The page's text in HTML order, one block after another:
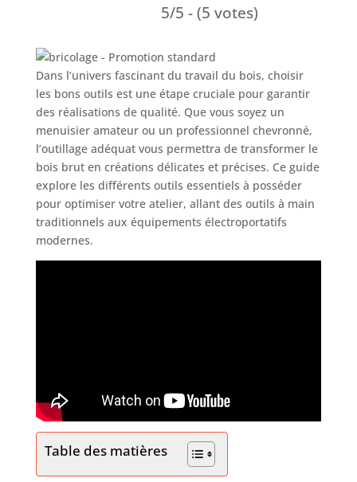
5/5 - (5 votes)
Dans l’univers fascinant du travail du bois, choisir
les bons outils est une étape cruciale pour garantir
des réalisations de qualité. Que vous soyez un
menuisier amateur ou un professionnel chevronné,
l’outillage adéquat vous permettra de transformer le
bois brut en créations délicates et précises. Ce guide
explore les différents outils essentiels à posséder
pour optimiser votre atelier, allant des outils à main
traditionnels aux équipements électroportatifs
modernes.
Table des matières